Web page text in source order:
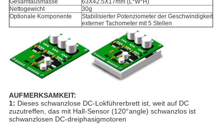
Gesamtausmasse
63X42.5X17mm (L*W*H)
Nettogewicht
30g
Optionale Komponente
Stabilisierter Potenziometer der Geschwindigkeit
externer Tachometer mit 5 Stellen
AUFMERKSAMKEIT:
1: Dieses schwanzlose DC-Lokführerbrett ist, weit auf DC
zuzutreffen, das mit Hall-Sensor (120°angle) schwanzlos ist
schwanzlosen DC-dreiphasigmotoren